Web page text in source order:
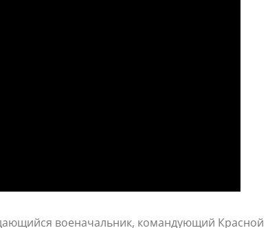
военачальник, командующий Красной